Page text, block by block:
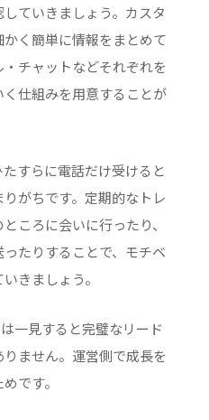
ていきましょう。カスタ
く簡単に情報をまとめて
チャットなどそれぞれを
仕組みを用意することが
すらに電話だけ受けると
がちです。定期的なトレ
ころに会いに行ったり、
たりすることで、モチベ
きましょう。
一見すると完璧なリード
ません。運営側で成長を
です。